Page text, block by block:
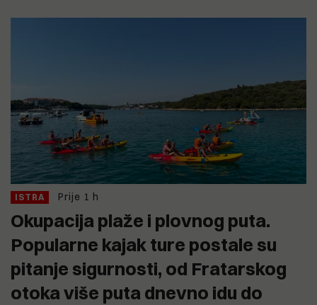
ISTRA Prije 1 h
Okupacija plaže i plovnog puta.
Popularne kajak ture postale su
pitanje sigurnosti, od Fratarskog
otoka više puta dnevno idu do